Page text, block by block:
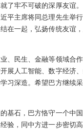
了牢不可破的深厚友谊
平主席将同总理先生举
在一起，弘扬传统友谊
、民生、金融等领域合
展人工智能、数字经济
习深造。希望巴方继续
基石，巴方恪守一个中
验，同中方进一步密切高